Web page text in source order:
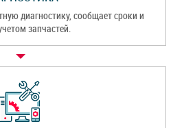
диагностику, сообщает сроки и
запчастей.